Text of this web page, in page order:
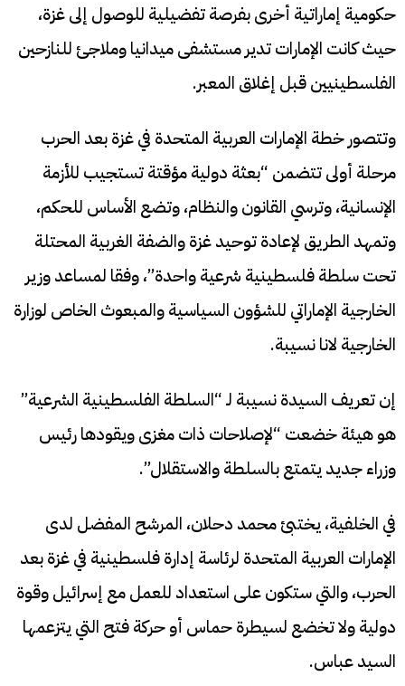
حكومية إماراتية أخرى بفرصة تفضيلية للوصول إلى غزة،
حيث كانت الإمارات تدير مستشفى ميدانيا وملاجئ للنازحين
الفلسطينيين قبل إغلاق المعبر.
وتتصور خطة الإمارات العربية المتحدة في غزة بعد الحرب
مرحلة أولى تتضمن “بعثة دولية مؤقتة تستجيب للأزمة
الإنسانية، وترسي القانون والنظام، وتضع الأساس للحكم،
وتمهد الطريق لإعادة توحيد غزة والضفة الغربية المحتلة
تحت سلطة فلسطينية شرعية واحدة”، وفقا لمساعد وزير
الخارجية الإماراتي للشؤون السياسية والمبعوث الخاص لوزارة
الخارجية لانا نسيبة.
إن تعريف السيدة نسيبة لـ “السلطة الفلسطينية الشرعية”
هو هيئة خضعت “لإصلاحات ذات مغزى ويقودها رئيس
وزراء جديد يتمتع بالسلطة والاستقلال”.
في الخلفية، يختبئ محمد دحلان، المرشح المفضل لدى
الإمارات العربية المتحدة لرئاسة إدارة فلسطينية في غزة بعد
الحرب، والتي ستكون على استعداد للعمل مع إسرائيل وقوة
دولية ولا تخضع لسيطرة حماس أو حركة فتح التي يتزعمها
السيد عباس.